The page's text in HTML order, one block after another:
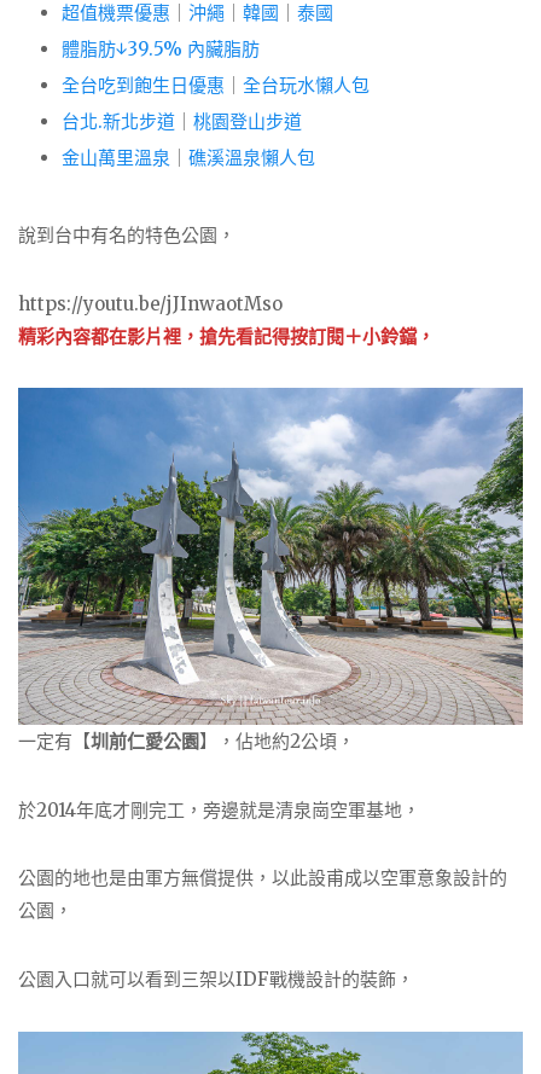
超值機票優惠 沖繩 韓國
泰國
體脂肪↓39.5% 內臟脂肪
全台吃到飽生日優惠
全台玩水懶人包
台北.新北步道
桃園登山步道
金山萬里溫泉
礁溪溫泉懶人包
說到台中有名的特色公園，
https://youtu.be/jJInwaotMso
精彩內容都在影片裡，搶先看記得按訂閱＋小鈴鐺，
一定有【圳前仁愛公園】，佔地約2公頃，
於2014年底才剛完工，旁邊就是清泉崗空軍基地，
公園的地也是由軍方無償提供，以此設甫成以空軍意象設計的
公園，
公園入口就可以看到三架以IDF戰機設計的裝飾，